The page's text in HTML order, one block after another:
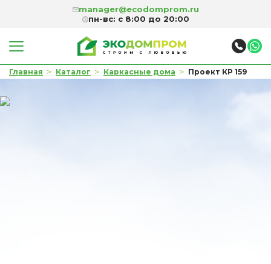
manager@ecodomprom.ru
пн-вс: с 8:00 до 20:00
Главная > Каталог > Каркасные дома > Проект КР 159